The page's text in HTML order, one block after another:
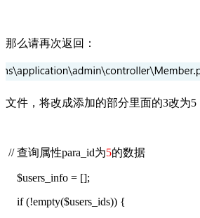
那么请再次返回：
文件，将改成添加的部分里面的3改为5
// 查询属性para_id为5的数据
$users_info = [];
if (!empty($users_ids)) {